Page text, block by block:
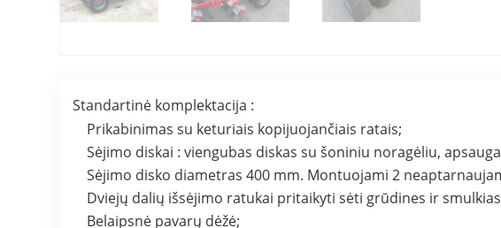
Standartinė komplektacija :
Prikabinimas su keturiais kopijuojančiais ratais;
Sėjimo diskai : viengubas diskas su šoniniu noragėliu,
Sėjimo disko diametras 400 mm. Montuojami 2
Dviejų dalių išsėjimo ratukai pritaikyti sėti grūdines ir
Belaipsnė pavarų dėžė;